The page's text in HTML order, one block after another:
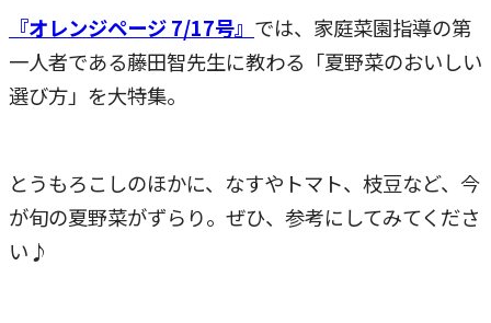
『オレンジページ 7/17号』 では、家庭菜園指導の第
一人者である藤田智先生に教わる「夏野菜のおいしい
選び方」を大特集。
とうもろこしのほかに、なすやトマト、枝豆など、今
が旬の夏野菜がずらり。ぜひ、参考にしてみてくださ
い♪